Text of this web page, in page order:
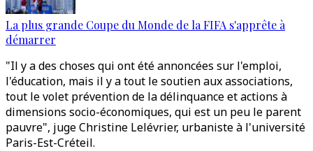
La plus grande Coupe du Monde de la FIFA s'apprête à
démarrer
"Il y a des choses qui ont été annoncées sur l'emploi,
l'éducation, mais il y a tout le soutien aux associations,
tout le volet prévention de la délinquance et actions à
dimensions socio-économiques, qui est un peu le parent
pauvre", juge Christine Lelévrier, urbaniste à l'université
Paris-Est-Créteil.